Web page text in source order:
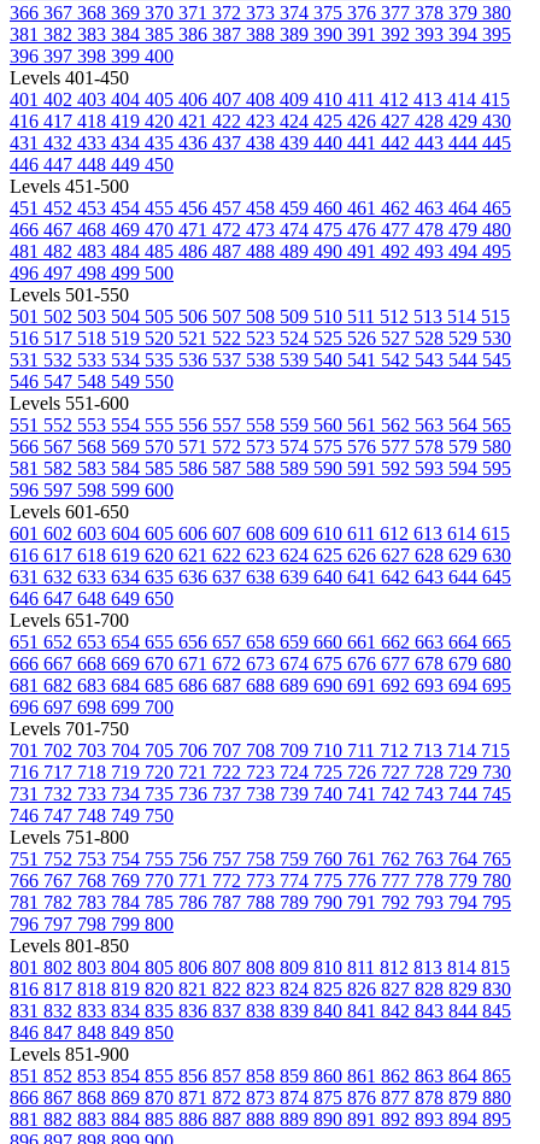
366 367 368 369 370 371 372 373 374 375 376 377 378 379 380
381 382 383 384 385 386 387 388 389 390 391 392 393 394 395
396 397 398 399 400
Levels 401-450
401 402 403 404 405 406 407 408 409 410 411 412 413 414 415
416 417 418 419 420 421 422 423 424 425 426 427 428 429 430
431 432 433 434 435 436 437 438 439 440 441 442 443 444 445
446 447 448 449 450
Levels 451-500
451 452 453 454 455 456 457 458 459 460 461 462 463 464 465
466 467 468 469 470 471 472 473 474 475 476 477 478 479 480
481 482 483 484 485 486 487 488 489 490 491 492 493 494 495
496 497 498 499 500
Levels 501-550
501 502 503 504 505 506 507 508 509 510 511 512 513 514 515
516 517 518 519 520 521 522 523 524 525 526 527 528 529 530
531 532 533 534 535 536 537 538 539 540 541 542 543 544 545
546 547 548 549 550
Levels 551-600
551 552 553 554 555 556 557 558 559 560 561 562 563 564 565
566 567 568 569 570 571 572 573 574 575 576 577 578 579 580
581 582 583 584 585 586 587 588 589 590 591 592 593 594 595
596 597 598 599 600
Levels 601-650
601 602 603 604 605 606 607 608 609 610 611 612 613 614 615
616 617 618 619 620 621 622 623 624 625 626 627 628 629 630
631 632 633 634 635 636 637 638 639 640 641 642 643 644 645
646 647 648 649 650
Levels 651-700
651 652 653 654 655 656 657 658 659 660 661 662 663 664 665
666 667 668 669 670 671 672 673 674 675 676 677 678 679 680
681 682 683 684 685 686 687 688 689 690 691 692 693 694 695
696 697 698 699 700
Levels 701-750
701 702 703 704 705 706 707 708 709 710 711 712 713 714 715
716 717 718 719 720 721 722 723 724 725 726 727 728 729 730
731 732 733 734 735 736 737 738 739 740 741 742 743 744 745
746 747 748 749 750
Levels 751-800
751 752 753 754 755 756 757 758 759 760 761 762 763 764 765
766 767 768 769 770 771 772 773 774 775 776 777 778 779 780
781 782 783 784 785 786 787 788 789 790 791 792 793 794 795
796 797 798 799 800
Levels 801-850
801 802 803 804 805 806 807 808 809 810 811 812 813 814 815
816 817 818 819 820 821 822 823 824 825 826 827 828 829 830
831 832 833 834 835 836 837 838 839 840 841 842 843 844 845
846 847 848 849 850
Levels 851-900
851 852 853 854 855 856 857 858 859 860 861 862 863 864 865
866 867 868 869 870 871 872 873 874 875 876 877 878 879 880
881 882 883 884 885 886 887 888 889 890 891 892 893 894 895